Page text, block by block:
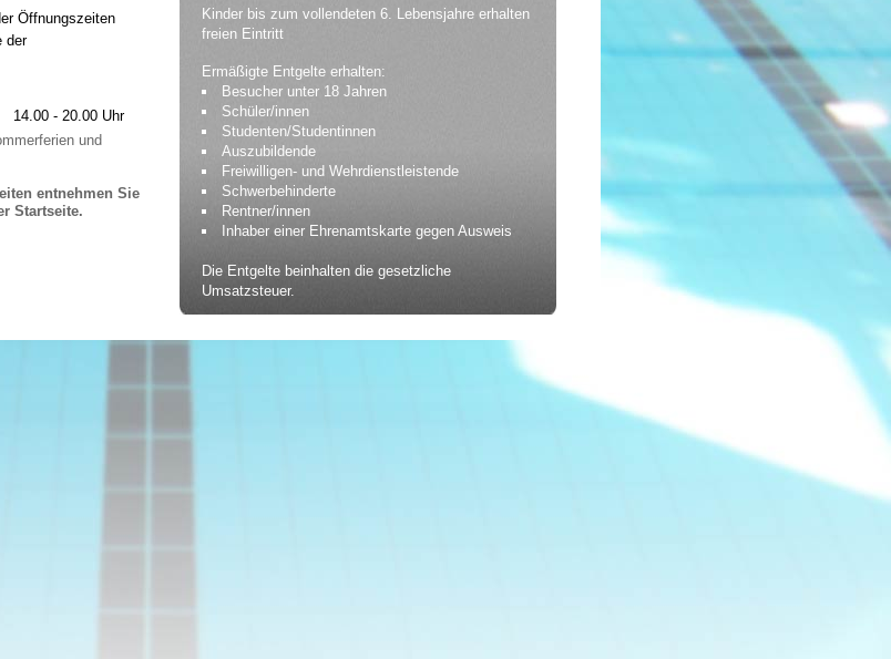
Öffnungszeiten
der
14.00 - 20.00 Uhr
und
entnehmen Sie
Startseite.
Kinder bis zum vollendeten 6. Lebensjahre erhalten
freien Eintritt
Ermäßigte Entgelte erhalten:
Besucher unter 18 Jahren
Schüler/innen
Studenten/Studentinnen
Auszubildende
Freiwilligen- und Wehrdienstleistende
Schwerbehinderte
Rentner/innen
Inhaber einer Ehrenamtskarte gegen Ausweis
Die Entgelte beinhalten die gesetzliche
Umsatzsteuer.